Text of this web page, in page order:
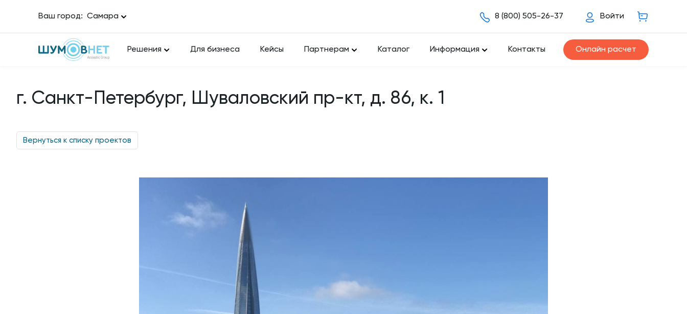
Ваш город: Самара 8 (800) 505-26-37 Войти
Решения Для бизнеса Кейсы Партнерам Каталог Информация Контакты Онлайн расчет
г. Санкт-Петербург, Шуваловский пр-кт, д. 86, к. 1
Вернуться к списку проектов